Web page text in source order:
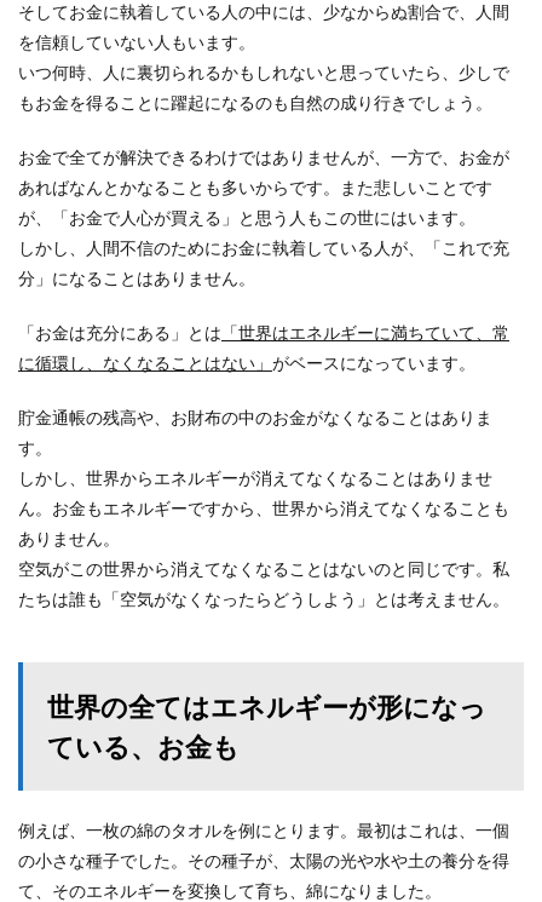
そしてお金に執着している人の中には、少なからぬ割合で、人間
を信頼していない人もいます。
いつ何時、人に裏切られるかもしれないと思っていたら、少しで
もお金を得ることに躍起になるのも自然の成り行きでしょう。
お金で全てが解決できるわけではありませんが、一方で、お金が
あればなんとかなることも多いからです。また悲しいことです
が、「お金で人心が買える」と思う人もこの世にはいます。
しかし、人間不信のためにお金に執着している人が、「これで充
分」になることはありません。
「お金は充分にある」とは 「世界はエネルギーに満ちていて、常
に循環し、なくなることはない」 がベースになっています。
貯金通帳の残高や、お財布の中のお金がなくなることはありま
す。
しかし、世界からエネルギーが消えてなくなることはありませ
ん。お金もエネルギーですから、世界から消えてなくなることも
ありません。
空気がこの世界から消えてなくなることはないのと同じです。私
たちは誰も「空気がなくなったらどうしよう」とは考えません。
世界の全てはエネルギーが形になっ
ている、お金も
例えば、一枚の綿のタオルを例にとります。最初はこれは、一個
の小さな種子でした。その種子が、太陽の光や水や土の養分を得
て、そのエネルギーを変換して育ち、綿になりました。